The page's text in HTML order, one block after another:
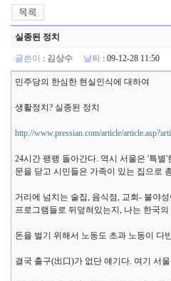
실종된 정치
글쓴이 : 김상수 날짜 : 09-12-28 11:50
민주당의 한심한 현실인식에 대하여
생활정치? 실종된 정치
http://www.pressian.com/article/
24시간 팽팽 돌아간다. 역시 서울은 '특
문을 닫고 시민들은 가족이 있는 집으로
거리에 넘치는 술집, 음식점, 교회- 불야
프로그램들로 뒤덮혀있는지, 나는 한국
돈을 벌기 위해서 노동도 초과 노동이 다
결국 출구(出口)가 없단 얘기다. 여기 서